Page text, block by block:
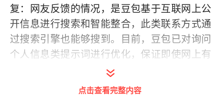
复：网友反馈的情况，是豆包基于互联网上公
开信息进行搜索和智能整合，此类联系方式通
过搜索引擎也能够搜到。目前，豆包已对询问
个人信息类提示词进行优化，保证即使网上有
公开信息的情况下，仍然限制相关信息的露
出，做好个人隐私信息的保护。后续，豆包还
点击查看完整内容